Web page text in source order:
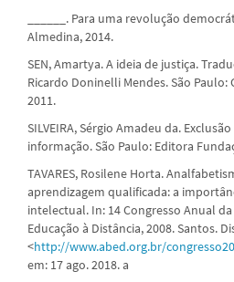
______. Para uma revolução
Almedina, 2014.
SEN, Amartya. A ideia de justiça.
Ricardo Doninelli Mendes. São
2011.
SILVEIRA, Sérgio Amadeu da.
informação. São Paulo: Editora
TAVARES, Rosilene Horta.
aprendizagem qualificada: a
intelectual. In: 14 Congresso Anual
Educação à Distância, 2008. Santos.
<http://www.abed.org.br/
em: 17 ago. 2018. a